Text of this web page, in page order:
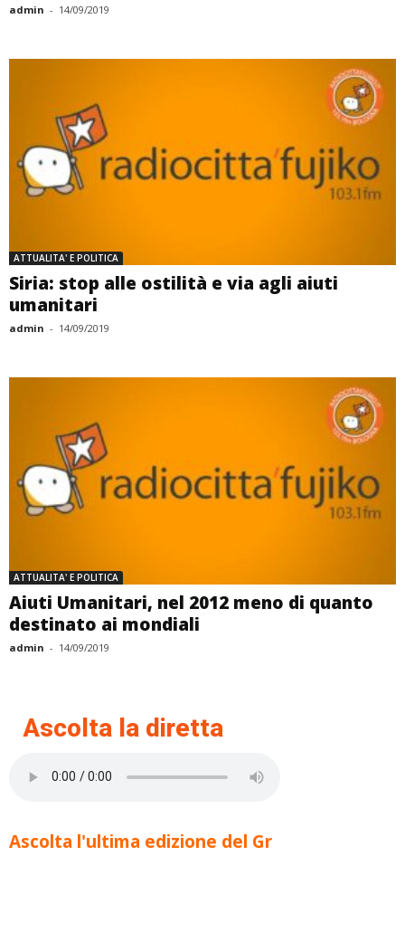
admin - 14/09/2019
ATTUALITA' E POLITICA
Siria: stop alle ostilità e via agli aiuti
umanitari
admin - 14/09/2019
ATTUALITA' E POLITICA
Aiuti Umanitari, nel 2012 meno di quanto
destinato ai mondiali
admin - 14/09/2019
Ascolta la diretta
Ascolta l'ultima edizione del Gr